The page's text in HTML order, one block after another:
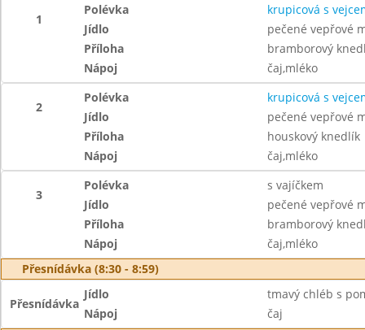
1
Polévka
krupicová s
Jídlo
pečené vepřové
Příloha
bramborový
Nápoj
čaj,mléko
2
Polévka
krupicová s
Jídlo
pečené vepřové
Příloha
houskový knedlík
Nápoj
čaj,mléko
3
Polévka
s vajíčkem
Jídlo
pečené vepřové
Příloha
bramborový
Nápoj
čaj,mléko
Přesnídávka (8:30 - 8:59)
Přesnídávka
Jídlo
tmavý chléb s
Nápoj
čaj